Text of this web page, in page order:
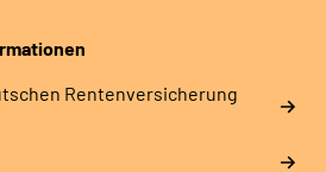
Rentenversicherung